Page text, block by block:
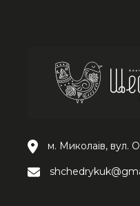
м. Миколаів, вул.